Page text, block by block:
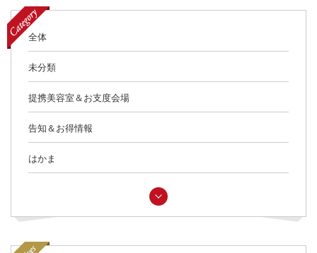
全体
未分類
提携美容室＆お支度会場
告知＆お得情報
はかま